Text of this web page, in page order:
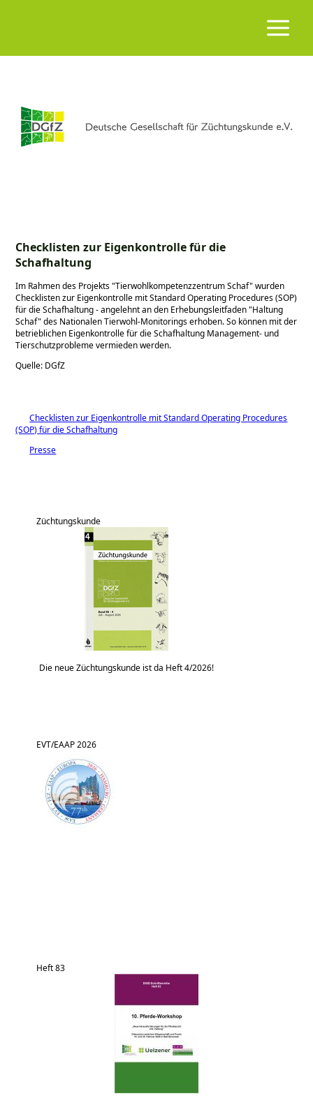
Checklisten zur Eigenkontrolle für die
Schafhaltung
Im Rahmen des Projekts Tierwohlkompetenzzentrum Schaf wurden
Checklisten zur Eigenkontrolle mit Standard Operating Procedures (SOP)
für die Schafhaltung - angelehnt an den Erhebungsleitfaden Haltung
Schaf des Nationalen Tierwohl-Monitorings erhoben. So können mit der
betrieblichen Eigenkontrolle für die Schafhaltung Management- und
Tierschutzprobleme vermieden werden.
Quelle: DGfZ
Checklisten zur Eigenkontrolle mit Standard Operating Procedures
(SOP) für die Schafhaltung
Presse
Züchtungskunde
Die neue Züchtungskunde ist da Heft 4/2026!
EVT/EAAP 2026
Heft 83